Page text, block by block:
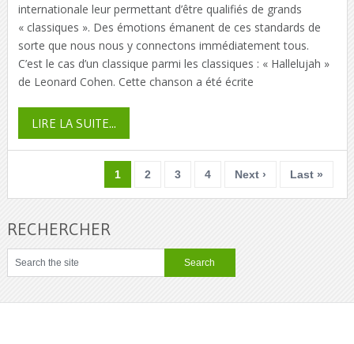
internationale leur permettant d’être qualifiés de grands
« classiques ». Des émotions émanent de ces standards de
sorte que nous nous y connectons immédiatement tous.
C’est le cas d’un classique parmi les classiques : « Hallelujah »
de Leonard Cohen. Cette chanson a été écrite
LIRE LA SUITE...
1 2 3 4 Next › Last »
RECHERCHER